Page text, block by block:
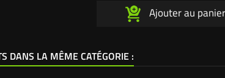
autoforeuses côtes US 5/16".
origine 618-0142 / 6180142 /
Ajouter au panier
DANS LA MÊME CATÉGORIE :